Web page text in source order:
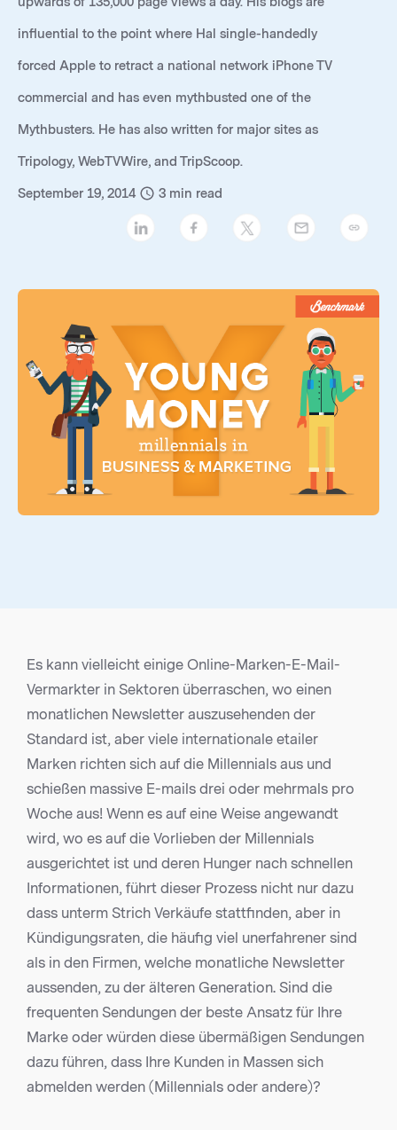
influential to the point where Hal single-handedly
forced Apple to retract a national network iPhone TV
commercial and has even mythbusted one of the
Mythbusters. He has also written for major sites as
Tripology, WebTVWire, and TripScoop.
September 19, 2014 3 min read
Es kann vielleicht einige Online-Marken-E-Mail-
Vermarkter in Sektoren überraschen, wo einen
monatlichen Newsletter auszusehenden der
Standard ist, aber viele internationale etailer
Marken richten sich auf die Millennials aus und
schießen massive E-mails drei oder mehrmals pro
Woche aus! Wenn es auf eine Weise angewandt
wird, wo es auf die Vorlieben der Millennials
ausgerichtet ist und deren Hunger nach schnellen
Informationen, führt dieser Prozess nicht nur dazu
dass unterm Strich Verkäufe stattfinden, aber in
Kündigungsraten, die häufig viel unerfahrener sind
als in den Firmen, welche monatliche Newsletter
aussenden, zu der älteren Generation. Sind die
frequenten Sendungen der beste Ansatz für Ihre
Marke oder würden diese übermäßigen Sendungen
dazu führen, dass Ihre Kunden in Massen sich
abmelden werden (Millennials oder andere)?